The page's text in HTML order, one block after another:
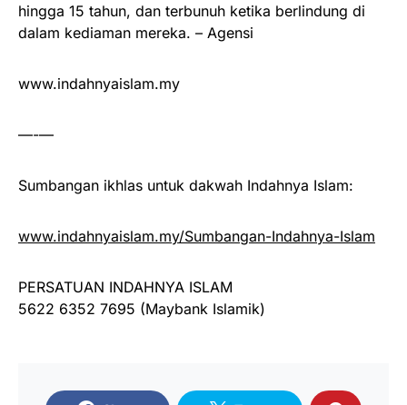
hingga 15 tahun, dan terbunuh ketika berlindung di
dalam kediaman mereka. – Agensi
www.indahnyaislam.my
—-—
Sumbangan ikhlas untuk dakwah Indahnya Islam:
www.indahnyaislam.my/Sumbangan-Indahnya-Islam
PERSATUAN INDAHNYA ISLAM
5622 6352 7695 (Maybank Islamik)